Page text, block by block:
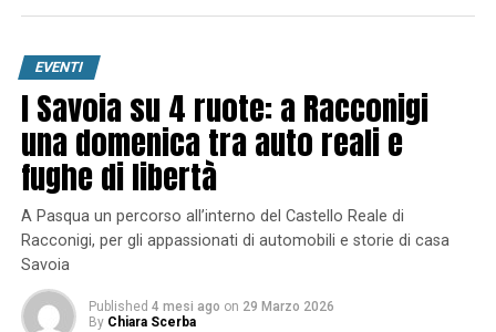
EVENTI
I Savoia su 4 ruote: a Racconigi
una domenica tra auto reali e
fughe di libertà
A Pasqua un percorso all’interno del Castello Reale di
Racconigi, per gli appassionati di automobili e storie di casa
Savoia
Published 4 mesi ago on 29 Marzo 2026
By Chiara Scerba